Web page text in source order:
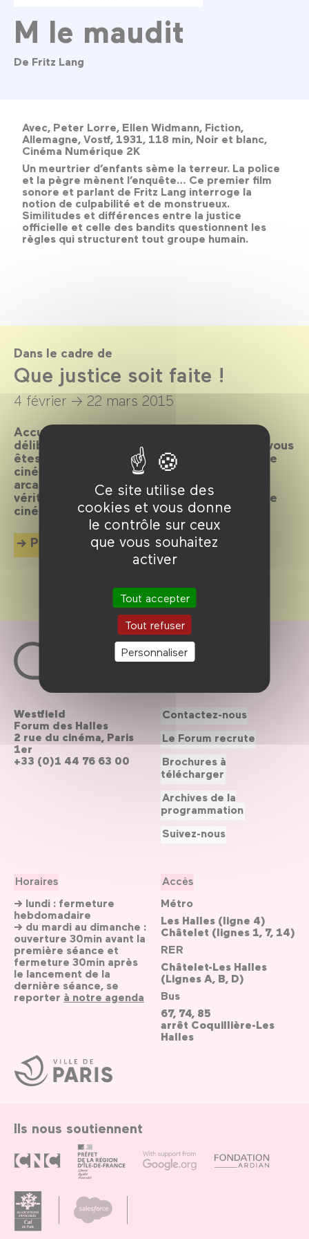
Ce site utilise des
cookies et vous donne
le contrôle sur ceux
que vous souhaitez
activer
Tout accepter
Tout refuser
Personnaliser
M le maudit
De Fritz Lang
Avec, Peter Lorre, Ellen Widmann, Fiction,
Allemagne, Vostf, 1931, 118 min, Noir et blanc,
Cinéma Numérique 2K
Un meurtrier d’enfants sème la terreur. La police
et la pègre mènent l’enquête… Ce premier film
sonore et parlant de Fritz Lang interroge la
notion de culpabilité et de monstrueux.
Similitudes et différences entre la justice
officielle et celle des bandits questionnent les
règles qui structurent tout groupe humain.
Dans le cadre de
Que justice soit faite !
4 février → 22 mars 2015
Accusés spectateurs, levez-vous ! Après
délibération du jury, le verdict est tombé : vous
êtes déclarés coupables de flagrant délit de
cinéphilie et condamnés à plonger dans les
arcanes de la machine judiciaire. Toute la
vérité, rien que la vérité en 80 plaidoyers de
cinéma.
Plus d'info
Ville
de
Paris
Westfield
Forum des Halles
2 rue du cinéma, Paris
1er
+33 (0)1 44 76 63 00
Horaires
→ lundi : fermeture
hebdomadaire
→ du mardi au dimanche :
ouverture 30min avant la
première séance et
fermeture 30min après
le lancement de la
dernière séance, se
reporter à notre agenda
Accès
Métro
Les Halles (ligne 4)
Châtelet (lignes 1, 7, 14)
RER
Châtelet-Les Halles
(Lignes A, B, D)
Bus
67, 74, 85
arrêt Coquillière-Les
Halles
Contactez-nous
Le Forum recrute
Brochures à
télécharger
Archives de la
programmation
Suivez-nous
Ils nous soutiennent